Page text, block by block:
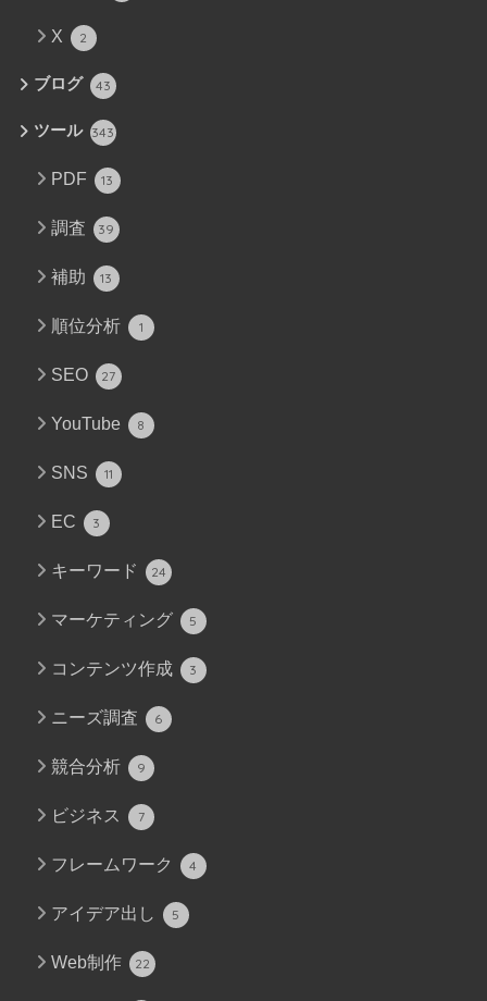
X 2
ブログ 43
ツール 343
PDF 13
調査 39
補助 13
順位分析 1
SEO 27
YouTube 8
SNS 11
EC 3
キーワード 24
マーケティング 5
コンテンツ作成 3
ニーズ調査 6
競合分析 9
ビジネス 7
フレームワーク 4
アイデア出し 5
Web制作 22